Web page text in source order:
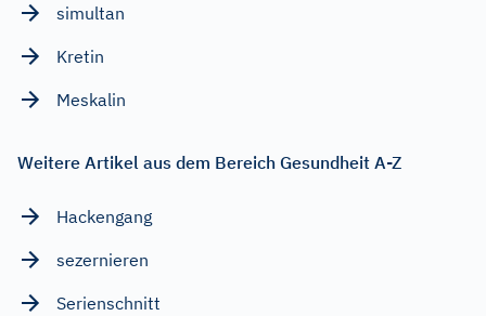
simultan
Kretin
Meskalin
Weitere Artikel aus dem Bereich Gesundheit A-Z
Hackengang
sezernieren
Serienschnitt